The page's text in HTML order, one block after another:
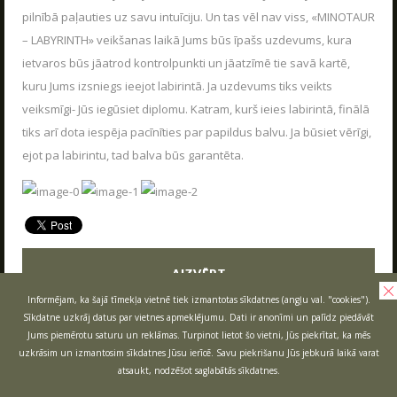
pilnībā paļauties uz savu intuīciju. Un tas vēl nav viss, «MINOTAUR
– LABYRINTH» veikšanas laikā Jums būs īpašs uzdevums, kura
ietvaros būs jāatrod kontrolpunkti un jāatzīmē tie savā kartē,
kuru Jums izsniegs ieejot labirintā. Ja uzdevums tiks veikts
veiksmīgi- Jūs iegūsiet diplomu. Katram, kurš ieies labirintā, finālā
tiks arī dota iespēja pacīnīties par papildus balvu. Ja būsiet vērīgi,
ejot pa labirintu, tad balva būs garantēta.
AIZVĒRT
Kas ir Lāzertags?
Lāzertags Siguldā
Labirints "Minotaurs"
Action-kvests "Bunkurs"!
Tuvākie pasākumi
Dāvanu kartes
Spēļu scenāriji
04.06.2026
Poligon 1 Siguldā ir plašs pakalpojumu klāsts.
LASĪT
SKOLĒNU EKSKURSIJAS
Informējam, ka šajā tīmekļa vietnē tiek izmantotas sīkdatnes (angļu val. "cookies").
Sīkdatne uzkrāj datus par vietnes apmeklējumu. Dati ir anonīmi un palīdz piedāvāt
Jums piemērotu saturu un reklāmas. Turpinot lietot šo vietni, Jūs piekrītat, ka mēs
uzkrāsim un izmantosim sīkdatnes Jūsu ierīcē. Savu piekrišanu Jūs jebkurā laikā varat
atsaukt, nodzēšot saglabātās sīkdatnes.